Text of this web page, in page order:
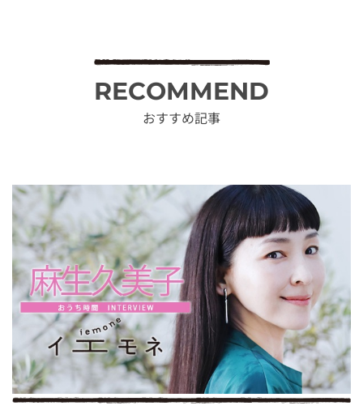
RECOMMEND
おすすめ記事